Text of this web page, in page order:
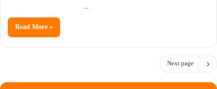
…
Read More »
Next page